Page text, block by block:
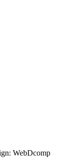
WebDcomp